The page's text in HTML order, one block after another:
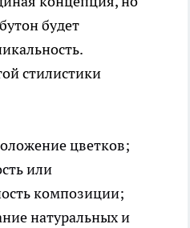
будет
стилистики
цветков;
или
композиции;
натуральных и